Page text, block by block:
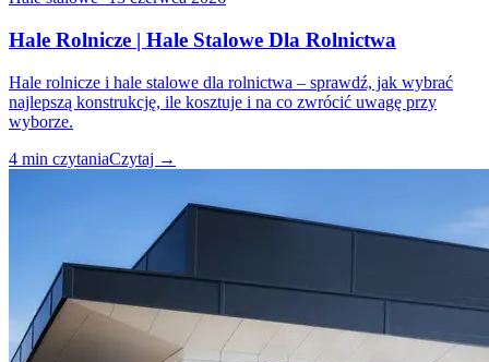
Hale Rolnicze | Hale Stalowe Dla Rolnictwa
Hale rolnicze i hale stalowe dla rolnictwa – sprawdź, jak wybrać
najlepszą konstrukcję, ile kosztuje i na co zwrócić uwagę przy
wyborze.
4 min czytaniaCzytaj →